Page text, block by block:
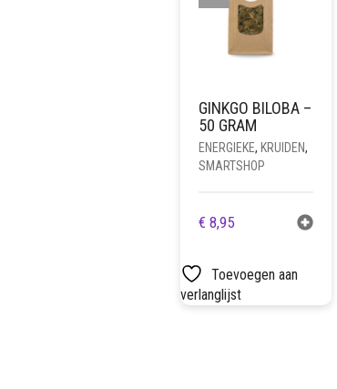
GINKGO BILOBA –
50 GRAM
ENERGIEKE, KRUIDEN,
SMARTSHOP
€ 8,95
Toevoegen aan
verlanglijst